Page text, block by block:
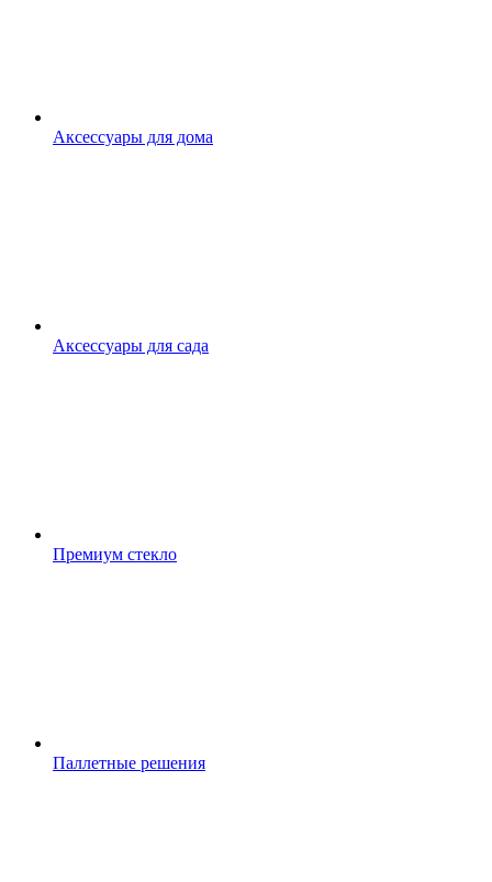
Аксессуары для дома
Аксессуары для сада
Премиум стекло
Паллетные решения